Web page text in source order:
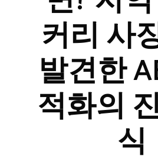
커리 사
발견한
적화의
식